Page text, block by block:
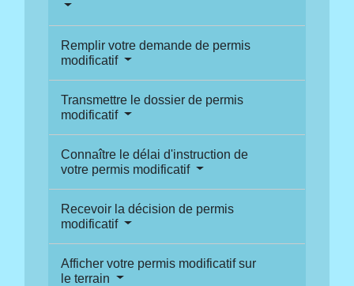
Remplir votre demande de permis
modificatif
Transmettre le dossier de permis
modificatif
Connaître le délai d'instruction de
votre permis modificatif
Recevoir la décision de permis
modificatif
Afficher votre permis modificatif sur
le terrain